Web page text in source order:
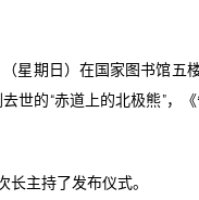
（星期日）在国家图书馆
世的“赤道上的北极熊”，
主持了发布仪式。